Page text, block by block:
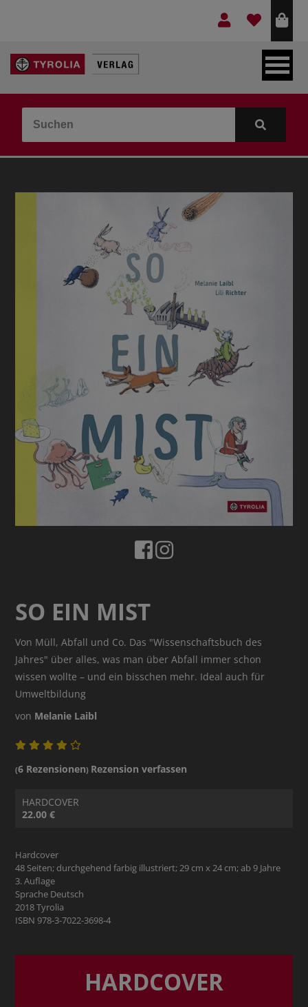
LEBEN & GLAUBE
KINDER- & JUGENDBUCH
IDEEN & BEGLEITMATERIAL
SO EIN MIST
Von Müll, Abfall und Co. Das "Wissenschaftsbuch des
Jahres" über alles, was man über Abfall immer schon
wissen wollte – und ein bisschen mehr. Ideal auch für
Umweltbildung
von Melanie Laibl
(6 Rezensionen) Rezension verfassen
HARDCOVER
22.00 €
Hardcover
48 Seiten; durchgehend farbig illustriert; 29 cm x 24 cm; ab 9 Jahre
3. Auflage
Sprache Deutsch
2018 Tyrolia
ISBN 978-3-7022-3698-4
HARDCOVER